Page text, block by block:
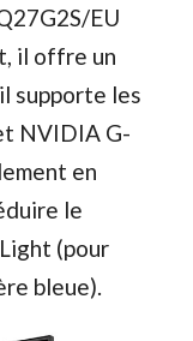
EU
il offre un
supporte les
NVIDIA G-
en
le
(pour
bleue).